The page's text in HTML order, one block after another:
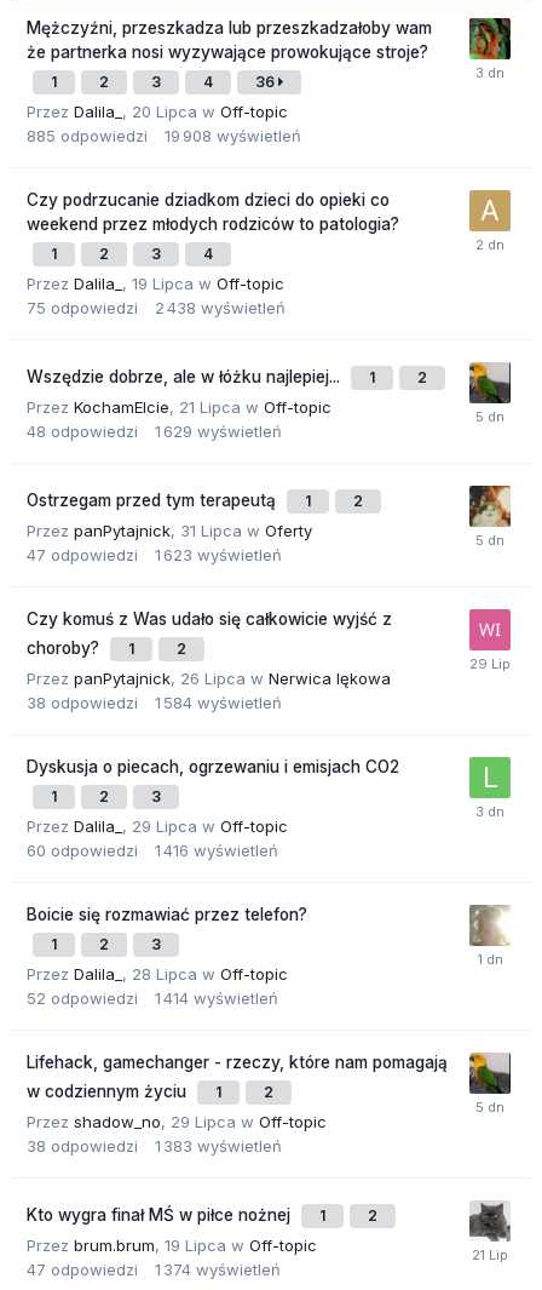
Mężczyźni, przeszkadza lub przeszkadzałoby wam
że partnerka nosi wyzywające prowokujące stroje?
1 2 3 4 36
Przez Dalila_ , 20 Lipca w Off-topic
885 odpowiedzi 19 908 wyświetleń
Czy podrzucanie dziadkom dzieci do opieki co
weekend przez młodych rodziców to patologia?
1 2 3 4
Przez Dalila_ , 19 Lipca w Off-topic
75 odpowiedzi 2 438 wyświetleń
Wszędzie dobrze, ale w łóżku najlepiej... 1 2
Przez KochamElcie, 21 Lipca w Off-topic
48 odpowiedzi 1 629 wyświetleń
Ostrzegam przed tym terapeutą 1 2
Przez panPytajnick, 31 Lipca w Oferty
47 odpowiedzi 1 623 wyświetleń
Czy komuś z Was udało się całkowicie wyjść z
choroby?
1 2
Przez panPytajnick, 26 Lipca w Nerwica lękowa
38 odpowiedzi 1 584 wyświetleń
Dyskusja o piecach, ogrzewaniu i emisjach CO2
1 2 3
Przez Dalila_ , 29 Lipca w Off-topic
60 odpowiedzi 1 416 wyświetleń
Boicie się rozmawiać przez telefon?
1 2 3
Przez Dalila_ , 28 Lipca w Off-topic
52 odpowiedzi 1 414 wyświetleń
Lifehack, gamechanger - rzeczy, które nam pomagają
w codziennym życiu
1 2
Przez shadow_no, 29 Lipca w Off-topic
38 odpowiedzi 1 383 wyświetleń
Kto wygra finał MŚ w piłce nożnej 1 2
Przez brum.brum, 19 Lipca w Off-topic
47 odpowiedzi 1 374 wyświetleń